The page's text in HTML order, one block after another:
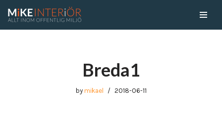
Breda1
by mikael 2018-06-11